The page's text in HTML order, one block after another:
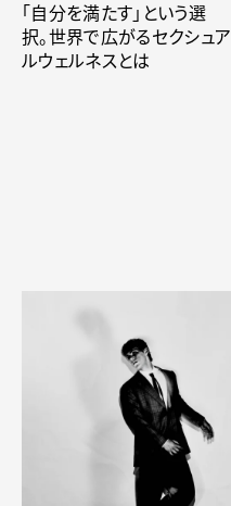
「自分を満たす」という選
択。世界で広がるセクシュア
ルウェルネスとは